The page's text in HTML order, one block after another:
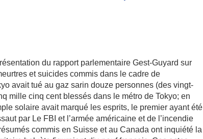
du rapport parlementaire Gest-Guyard sur
et suicides commis dans le cadre de
avait tué au gaz sarin douze personnes (des vingt-
mille cinq cent blessés dans le métro de Tokyo; en
solaire avait marqué les esprits, le premier ayant été
par Le FBI et l’armée américaine et de l’incendie
commis en Suisse et au Canada ont inquiété la